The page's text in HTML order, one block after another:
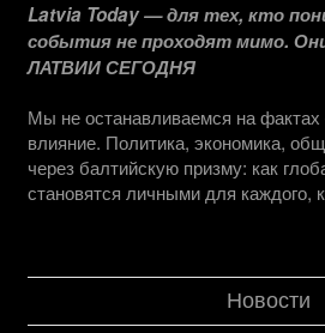
Latvia Today — для тех, кто
события не проходят мимо.
ЛАТВИИ СЕГОДНЯ
Мы не останавливаемся на
влияние. Политика, экономика,
через балтийскую призму: как
становятся личными для каждого,
Новости